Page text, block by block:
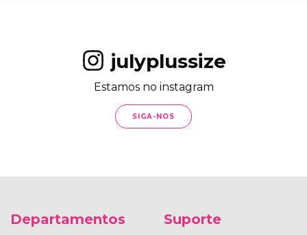
julyplussize
Estamos no instagram
SIGA-NOS
Departamentos Suporte